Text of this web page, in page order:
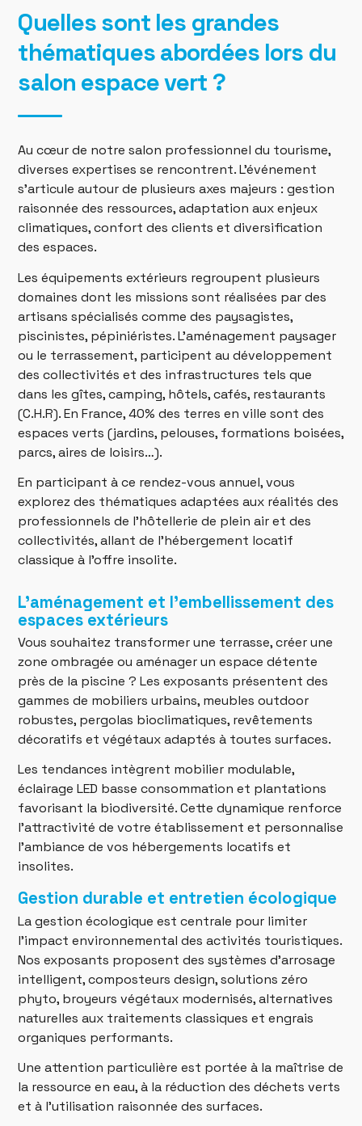
Quelles sont les grandes
thématiques abordées lors du
salon espace vert ?
Au cœur de notre salon professionnel du tourisme,
diverses expertises se rencontrent. L’événement
s’articule autour de plusieurs axes majeurs : gestion
raisonnée des ressources, adaptation aux enjeux
climatiques, confort des clients et diversification
des espaces.
Les équipements extérieurs regroupent plusieurs
domaines dont les missions sont réalisées par des
artisans spécialisés comme des paysagistes,
piscinistes, pépiniéristes. L’aménagement paysager
ou le terrassement, participent au développement
des collectivités et des infrastructures tels que
dans les gîtes, camping, hôtels, cafés, restaurants
(C.H.R). En France, 40% des terres en ville sont des
espaces verts (jardins, pelouses, formations boisées,
parcs, aires de loisirs…).
En participant à ce rendez-vous annuel, vous
explorez des thématiques adaptées aux réalités des
professionnels de l’hôtellerie de plein air et des
collectivités, allant de l’hébergement locatif
classique à l’offre insolite.
L’aménagement et l’embellissement des
espaces extérieurs
Vous souhaitez transformer une terrasse, créer une
zone ombragée ou aménager un espace détente
près de la piscine ? Les exposants présentent des
gammes de mobiliers urbains, meubles outdoor
robustes, pergolas bioclimatiques, revêtements
décoratifs et végétaux adaptés à toutes surfaces.
Les tendances intègrent mobilier modulable,
éclairage LED basse consommation et plantations
favorisant la biodiversité. Cette dynamique renforce
l’attractivité de votre établissement et personnalise
l’ambiance de vos hébergements locatifs et
insolites.
Gestion durable et entretien écologique
La gestion écologique est centrale pour limiter
l’impact environnemental des activités touristiques.
Nos exposants proposent des systèmes d’arrosage
intelligent, composteurs design, solutions zéro
phyto, broyeurs végétaux modernisés, alternatives
naturelles aux traitements classiques et engrais
organiques performants.
Une attention particulière est portée à la maîtrise de
la ressource en eau, à la réduction des déchets verts
et à l’utilisation raisonnée des surfaces.